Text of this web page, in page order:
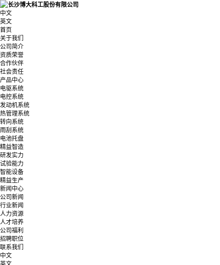
中文
英文
首页
关于我们
公司简介
资质荣誉
合作伙伴
社会责任
产品中心
电驱系统
电控系统
发动机系统
热管理系统
转向系统
雨刮系统
电池托盘
精益智造
研发实力
试验能力
智能设备
精益生产
新闻中心
公司新闻
行业新闻
人力资源
人才培养
公司福利
招聘职位
联系我们
中文